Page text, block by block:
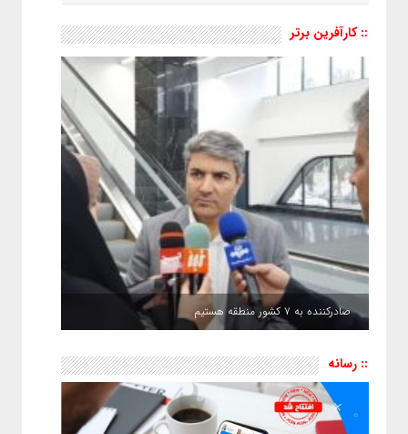
:: کارآفرین برتر
صادرکننده به ۷ کشور منطقه هستیم
:: رسانه